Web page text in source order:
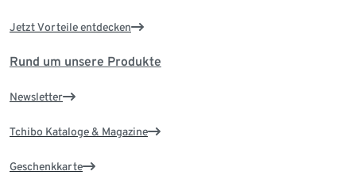
Jetzt Vorteile entdecken
Rund um unsere Produkte
Newsletter
Tchibo Kataloge & Magazine
Geschenkkarte